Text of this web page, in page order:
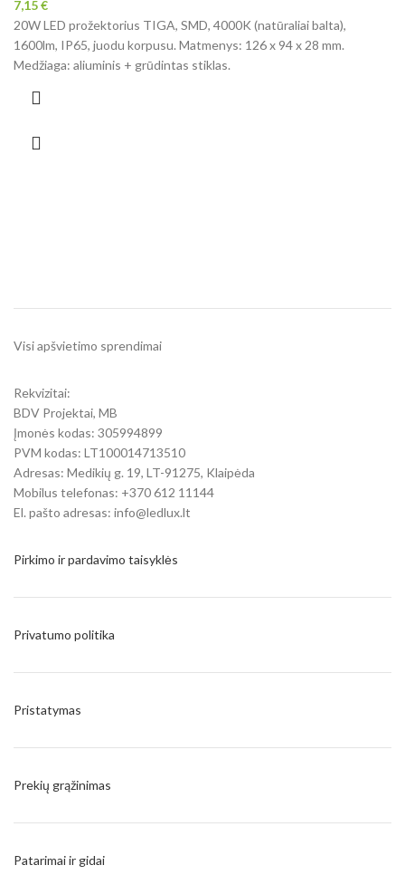
7,15€
20W LED prožektorius TIGA, SMD, 4000K (natūraliai balta),
1600lm, IP65, juodu korpusu. Matmenys: 126 x 94 x 28 mm.
Medžiaga: aliuminis + grūdintas stiklas.
Visi apšvietimo sprendimai
Rekvizitai:
BDV Projektai, MB
Įmonės kodas: 305994899
PVM kodas: LT100014713510
Adresas: Medikių g. 19, LT-91275, Klaipėda
Mobilus telefonas: +370 612 11144
El. pašto adresas: info@ledlux.lt
Pirkimo ir pardavimo taisyklės
Privatumo politika
Pristatymas
Prekių grąžinimas
Patarimai ir gidai